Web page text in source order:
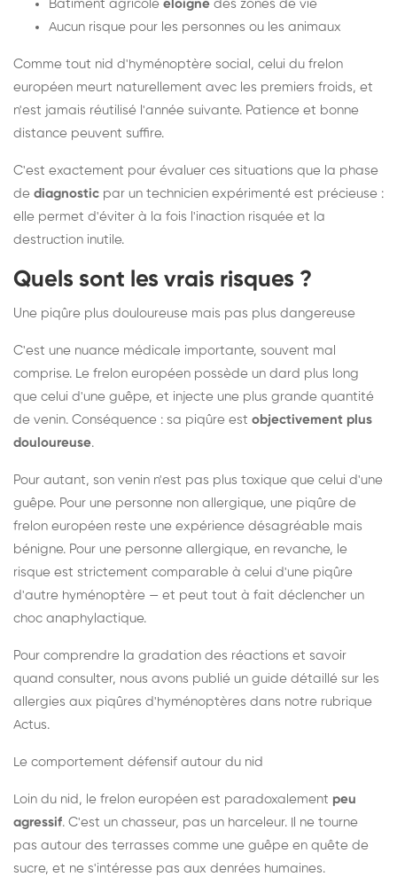
Bâtiment agricole éloigné des zones de vie
Aucun risque pour les personnes ou les animaux
Comme tout nid d'hyménoptère social, celui du frelon
européen meurt naturellement avec les premiers froids, et
n'est jamais réutilisé l'année suivante. Patience et bonne
distance peuvent suffire.
C'est exactement pour évaluer ces situations que la phase
de diagnostic par un technicien expérimenté est précieuse :
elle permet d'éviter à la fois l'inaction risquée et la
destruction inutile.
Quels sont les vrais risques ?
Une piqûre plus douloureuse mais pas plus dangereuse
C'est une nuance médicale importante, souvent mal
comprise. Le frelon européen possède un dard plus long
que celui d'une guêpe, et injecte une plus grande quantité
de venin. Conséquence : sa piqûre est objectivement plus
douloureuse.
Pour autant, son venin n'est pas plus toxique que celui d'une
guêpe. Pour une personne non allergique, une piqûre de
frelon européen reste une expérience désagréable mais
bénigne. Pour une personne allergique, en revanche, le
risque est strictement comparable à celui d'une piqûre
d'autre hyménoptère — et peut tout à fait déclencher un
choc anaphylactique.
Pour comprendre la gradation des réactions et savoir
quand consulter, nous avons publié un guide détaillé sur les
allergies aux piqûres d'hyménoptères dans notre rubrique
Actus.
Le comportement défensif autour du nid
Loin du nid, le frelon européen est paradoxalement peu
agressif. C'est un chasseur, pas un harceleur. Il ne tourne
pas autour des terrasses comme une guêpe en quête de
sucre, et ne s'intéresse pas aux denrées humaines.